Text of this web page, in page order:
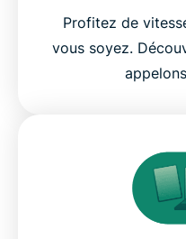
Profitez de
vous soyez.